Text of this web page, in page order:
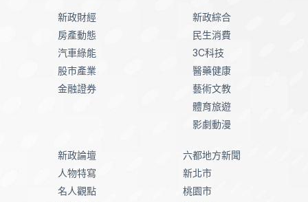
新政財經
房產動態
汽車綠能
股市產業
金融證券
新政綜合
民生消費
3C科技
醫藥健康
藝術文教
體育旅遊
影劇動漫
新政論壇
人物特寫
名人觀點
六都地方新聞
新北市
桃園市